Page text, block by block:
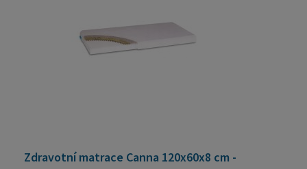
Zdravotní matrace Canna 120x60x8 cm -